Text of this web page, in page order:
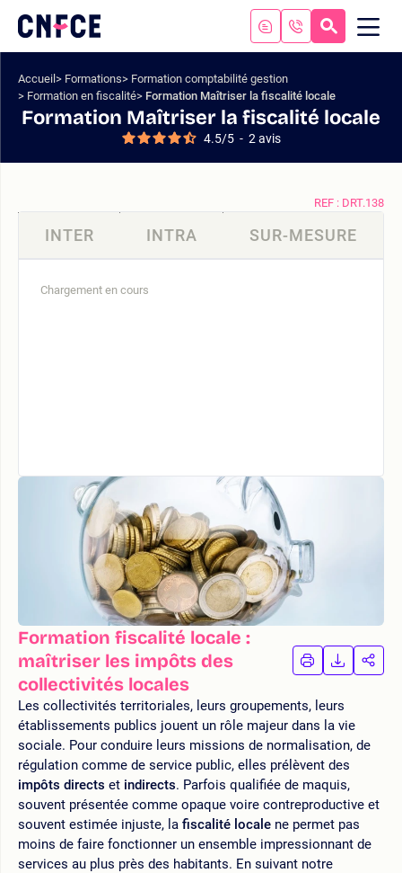
contenu
menu
Aller
la
Logo
site
Accueil Formations
Formation comptabilité gestion
Formation en fiscalité
Formation Maîtriser la fiscalité locale
Formation Maîtriser la fiscalité locale
4.5/5 - 2 avis
Formation fiscalité locale :
maîtriser les impôts des
collectivités locales
IMPRIMER
LA
LA
Les collectivités territoriales, leurs groupements, leurs
établissements publics jouent un rôle majeur dans la vie
sociale. Pour conduire leurs missions de normalisation, de
régulation comme de service public, elles prélèvent des
impôts directs et indirects. Parfois qualifiée de maquis,
souvent présentée comme opaque voire contreproductive et
souvent estimée injuste, la fiscalité locale ne permet pas
moins de faire fonctionner un ensemble impressionnant de
services au plus près des habitants. En suivant notre
REF : DRT.138
INTER INTRA SUR-MESURE